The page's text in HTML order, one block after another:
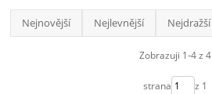
Nejnovější Nejlevnější Nejdražší
Zobrazuji 1-4 z 4
strana z 1